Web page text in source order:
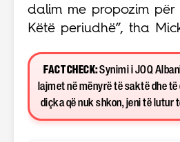
dalim me propozim për
Këtë periudhë”, tha
FACT CHECK:Synimi i JOQ
lajmet në mënyrë të saktë dhe të
diçka që nuk shkon, jeni të lutur